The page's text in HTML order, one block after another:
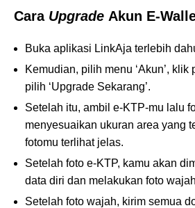
Cara Upgrade Akun E-
Buka aplikasi LinkAja terlebih
Kemudian, pilih menu ‘Akun’, klik
pilih ‘Upgrade Sekarang’.
Setelah itu, ambil e-KTP-mu lalu
menyesuaikan ukuran area yang
fotomu terlihat jelas.
Setelah foto e-KTP, kamu akan
data diri dan melakukan foto
Setelah foto wajah, kirim semua